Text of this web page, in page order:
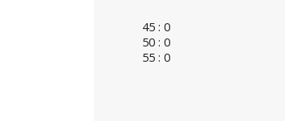
45 : 0
50 : 0
55 : 0